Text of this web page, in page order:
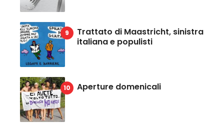
Trattato di Maastricht, sinistra
italiana e populisti
Aperture domenicali